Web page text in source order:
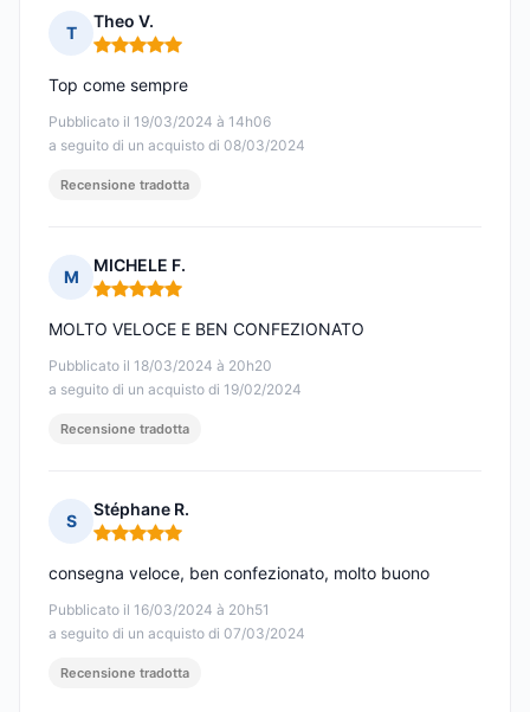
T
Theo V.
Nota: 5 su 5
Pubblicato il 19/03/2024 à 14h06
a seguito di un acquisto di 08/03/2024
Top come sempre
Recensione tradotta
M
MICHELE F.
Nota: 5 su 5
Pubblicato il 18/03/2024 à 20h20
a seguito di un acquisto di 19/02/2024
MOLTO VELOCE E BEN CONFEZIONATO
Recensione tradotta
S
Stéphane R.
Nota: 5 su 5
Pubblicato il 16/03/2024 à 20h51
a seguito di un acquisto di 07/03/2024
consegna veloce, ben confezionato, molto buono
Recensione tradotta